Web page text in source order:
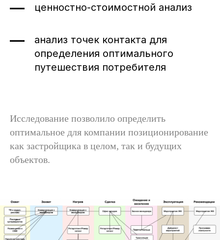
ценностно-стоимостной анализ
анализ точек контакта для
определения оптимального
путешествия потребителя
Исследование позволило определить
оптимальное для компании позиционирование
как застройщика в целом, так и будущих
объектов.